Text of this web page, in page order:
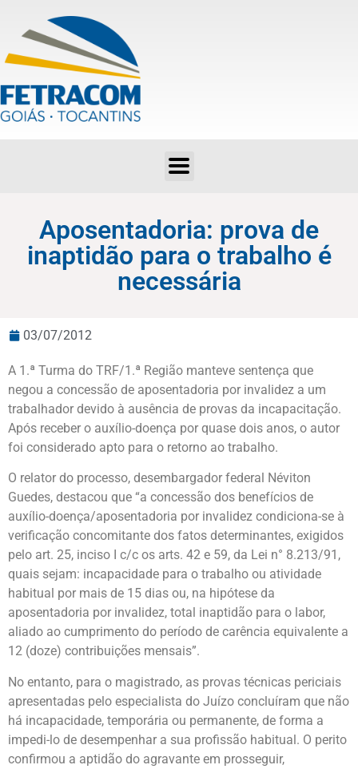
Aposentadoria: prova de
inaptidão para o trabalho é
necessária
03/07/2012
A 1.ª Turma do TRF/1.ª Região manteve sentença que
negou a concessão de aposentadoria por invalidez a um
trabalhador devido à ausência de provas da incapacitação.
Após receber o auxílio-doença por quase dois anos, o autor
foi considerado apto para o retorno ao trabalho.
O relator do processo, desembargador federal Néviton
Guedes, destacou que “a concessão dos benefícios de
auxílio-doença/aposentadoria por invalidez condiciona-se à
verificação concomitante dos fatos determinantes, exigidos
pelo art. 25, inciso I c/c os arts. 42 e 59, da Lei n° 8.213/91,
quais sejam: incapacidade para o trabalho ou atividade
habitual por mais de 15 dias ou, na hipótese da
aposentadoria por invalidez, total inaptidão para o labor,
aliado ao cumprimento do período de carência equivalente a
12 (doze) contribuições mensais”.
No entanto, para o magistrado, as provas técnicas periciais
apresentadas pelo especialista do Juízo concluíram que não
há incapacidade, temporária ou permanente, de forma a
impedi-lo de desempenhar a sua profissão habitual. O perito
confirmou a aptidão do agravante em prosseguir,